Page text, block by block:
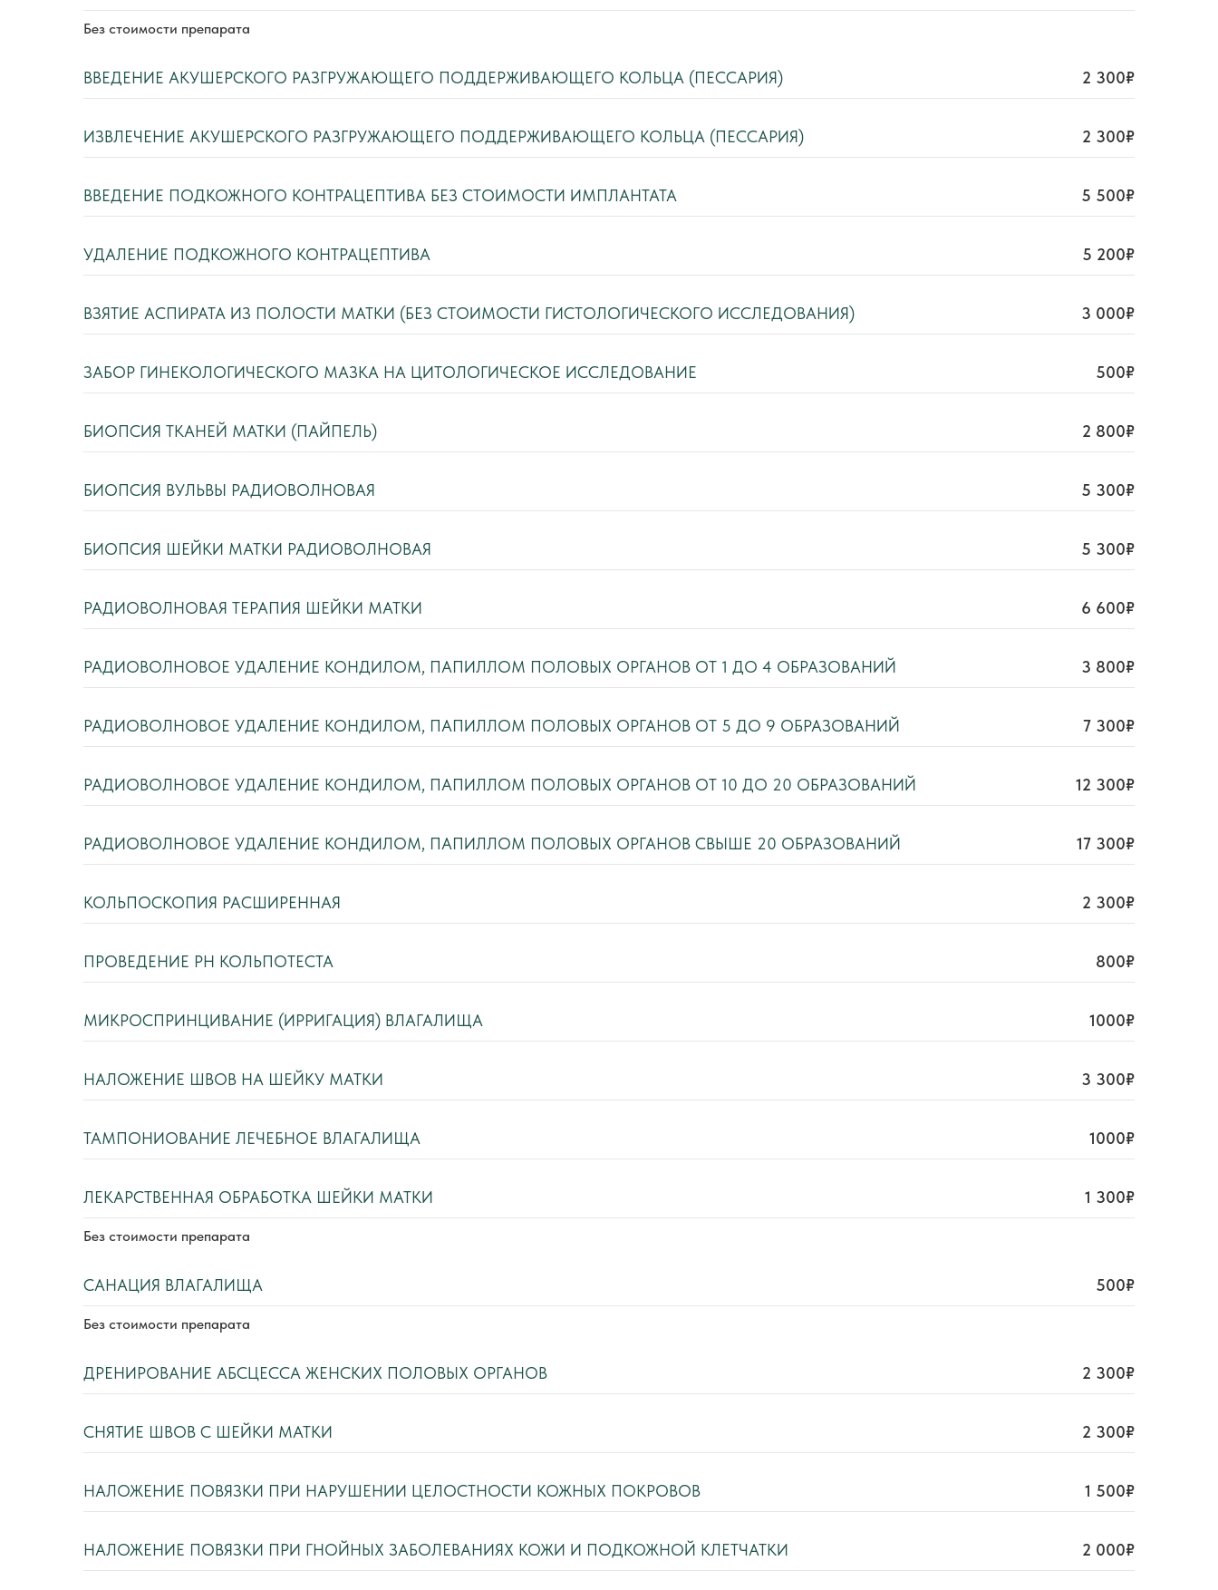
Без стоимости препарата
ВВЕДЕНИЕ АКУШЕРСКОГО РАЗГРУЖАЮЩЕГО ПОДДЕРЖИВАЮЩЕГО КОЛЬЦА (ПЕССАРИЯ) 2 300₽
ИЗВЛЕЧЕНИЕ АКУШЕРСКОГО РАЗГРУЖАЮЩЕГО ПОДДЕРЖИВАЮЩЕГО КОЛЬЦА (ПЕССАРИЯ) 2 300₽
ВВЕДЕНИЕ ПОДКОЖНОГО КОНТРАЦЕПТИВА БЕЗ СТОИМОСТИ ИМПЛАНТАТА 5 500₽
УДАЛЕНИЕ ПОДКОЖНОГО КОНТРАЦЕПТИВА 5 200₽
ВЗЯТИЕ АСПИРАТА ИЗ ПОЛОСТИ МАТКИ (БЕЗ СТОИМОСТИ ГИСТОЛОГИЧЕСКОГО ИССЛЕДОВАНИЯ) 3 000₽
ЗАБОР ГИНЕКОЛОГИЧЕСКОГО МАЗКА НА ЦИТОЛОГИЧЕСКОЕ ИССЛЕДОВАНИЕ 500₽
БИОПСИЯ ТКАНЕЙ МАТКИ (ПАЙПЕЛЬ) 2 800₽
БИОПСИЯ ВУЛЬВЫ РАДИОВОЛНОВАЯ 5 300₽
БИОПСИЯ ШЕЙКИ МАТКИ РАДИОВОЛНОВАЯ 5 300₽
РАДИОВОЛНОВАЯ ТЕРАПИЯ ШЕЙКИ МАТКИ 6 600₽
РАДИОВОЛНОВОЕ УДАЛЕНИЕ КОНДИЛОМ, ПАПИЛЛОМ ПОЛОВЫХ ОРГАНОВ ОТ 1 ДО 4 ОБРАЗОВАНИЙ 3 800₽
РАДИОВОЛНОВОЕ УДАЛЕНИЕ КОНДИЛОМ, ПАПИЛЛОМ ПОЛОВЫХ ОРГАНОВ ОТ 5 ДО 9 ОБРАЗОВАНИЙ 7 300₽
РАДИОВОЛНОВОЕ УДАЛЕНИЕ КОНДИЛОМ, ПАПИЛЛОМ ПОЛОВЫХ ОРГАНОВ ОТ 10 ДО 20 ОБРАЗОВАНИЙ 12 300₽
РАДИОВОЛНОВОЕ УДАЛЕНИЕ КОНДИЛОМ, ПАПИЛЛОМ ПОЛОВЫХ ОРГАНОВ СВЫШЕ 20 ОБРАЗОВАНИЙ 17 300₽
КОЛЬПОСКОПИЯ РАСШИРЕННАЯ 2 300₽
ПРОВЕДЕНИЕ РН КОЛЬПОТЕСТА 800₽
МИКРОСПРИНЦИВАНИЕ (ИРРИГАЦИЯ) ВЛАГАЛИЩА 1000₽
НАЛОЖЕНИЕ ШВОВ НА ШЕЙКУ МАТКИ 3 300₽
ТАМПОНИОВАНИЕ ЛЕЧЕБНОЕ ВЛАГАЛИЩА 1000₽
ЛЕКАРСТВЕННАЯ ОБРАБОТКА ШЕЙКИ МАТКИ 1 300₽
Без стоимости препарата
САНАЦИЯ ВЛАГАЛИЩА 500₽
Без стоимости препарата
ДРЕНИРОВАНИЕ АБСЦЕССА ЖЕНСКИХ ПОЛОВЫХ ОРГАНОВ 2 300₽
СНЯТИЕ ШВОВ С ШЕЙКИ МАТКИ 2 300₽
НАЛОЖЕНИЕ ПОВЯЗКИ ПРИ НАРУШЕНИИ ЦЕЛОСТНОСТИ КОЖНЫХ ПОКРОВОВ 1 500₽
НАЛОЖЕНИЕ ПОВЯЗКИ ПРИ ГНОЙНЫХ ЗАБОЛЕВАНИЯХ КОЖИ И ПОДКОЖНОЙ КЛЕТЧАТКИ 2 000₽